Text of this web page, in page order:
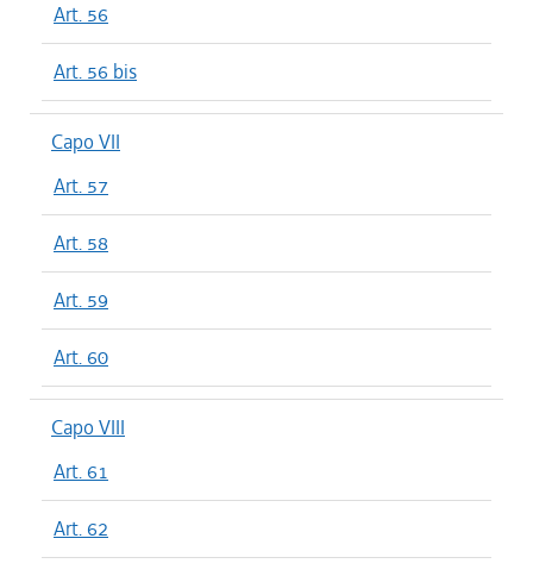
Art. 56
Art. 56 bis
Capo VII
Art. 57
Art. 58
Art. 59
Art. 60
Capo VIII
Art. 61
Art. 62